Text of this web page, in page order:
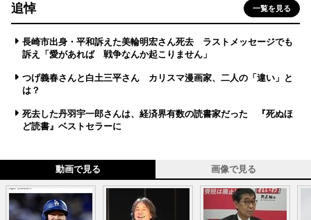
追悼 一覧を見る
長崎市出身・平和訴えた美輪明宏さん死去 ラストメッセージでも
訴え「愛があれば 戦争なんか起こりません」
つげ義春さんと白土三平さん カリスマ漫画家、二人の「違い」と
は？
死去した丹羽宇一郎さんは、経済界有数の読書家だった 『死ぬほ
ど読書』ベストセラーに
動画で見る 画像で見る